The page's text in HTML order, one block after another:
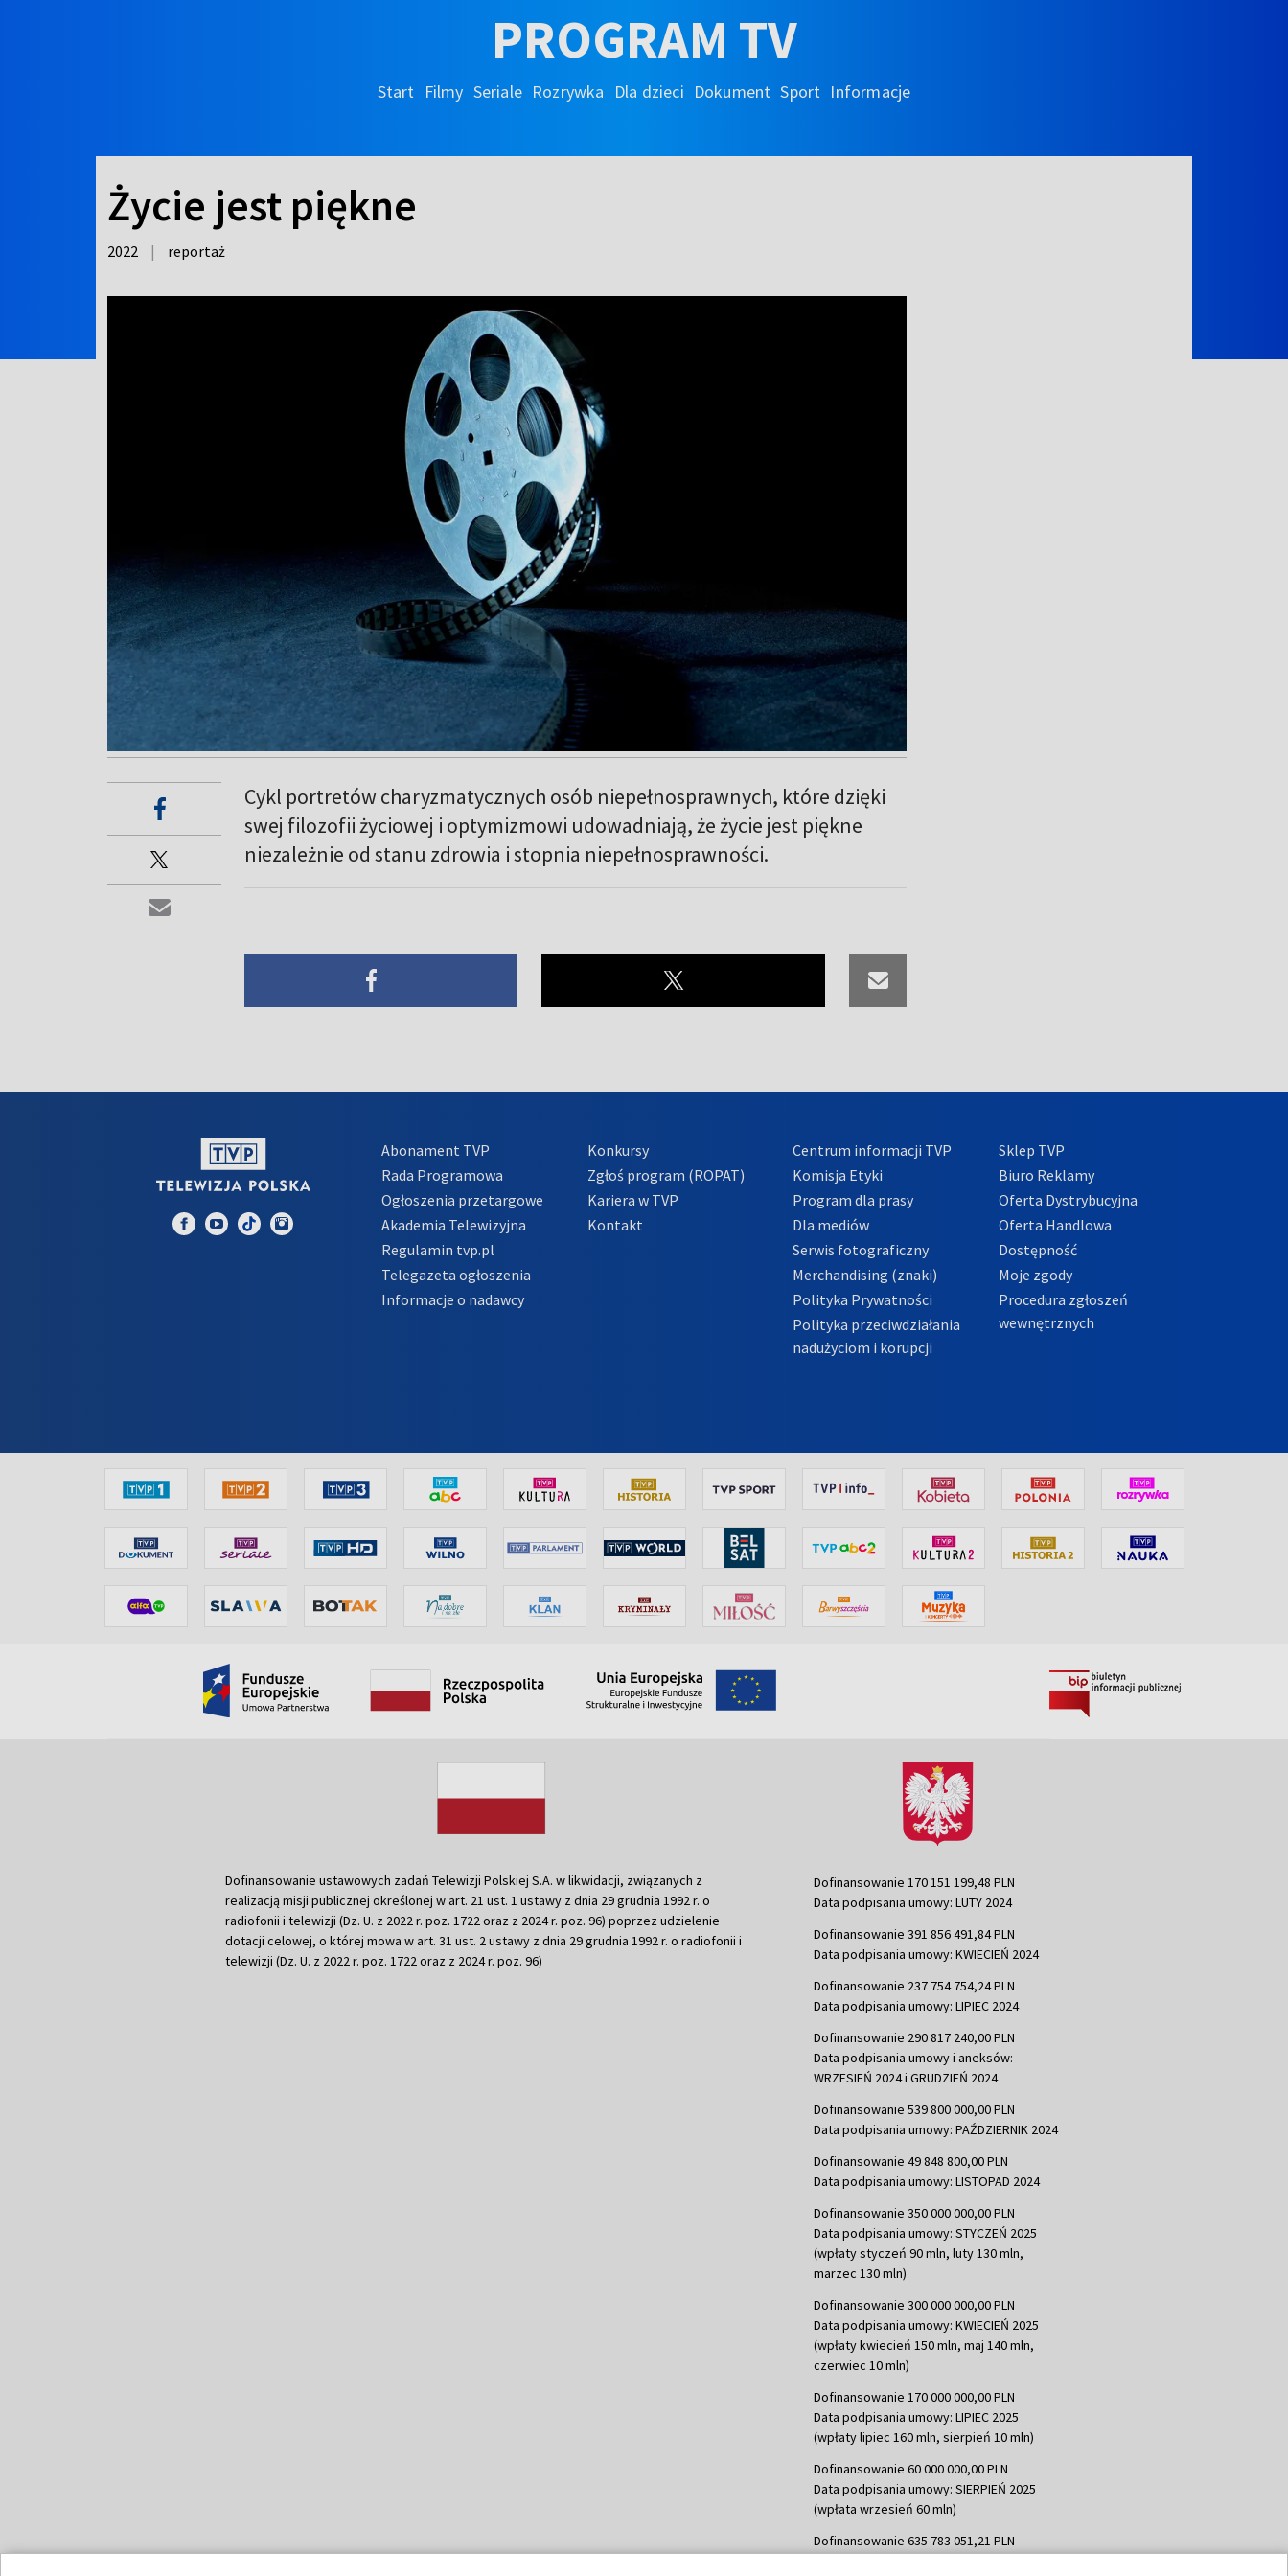
PROGRAM TV
Start Filmy Seriale Rozrywka Dla dzieci Dokument Sport Informacje
Życie jest piękne
2022 | reportaż
Cykl portretów charyzmatycznych osób niepełnosprawnych, które dzięki
swej filozofii życiowej i optymizmowi udowadniają, że życie jest piękne
niezależnie od stanu zdrowia i stopnia niepełnosprawności.
Abonament TVP
Rada Programowa
Ogłoszenia przetargowe
Akademia Telewizyjna
Regulamin tvp.pl
Telegazeta ogłoszenia
Informacje o nadawcy
Konkursy
Zgłoś program (ROPAT)
Kariera w TVP
Kontakt
Centrum informacji TVP
Komisja Etyki
Program dla prasy
Dla mediów
Serwis fotograficzny
Merchandising (znaki)
Polityka Prywatności
Polityka przeciwdziałania
nadużyciom i korupcji
Sklep TVP
Biuro Reklamy
Oferta Dystrybucyjna
Oferta Handlowa
Dostępność
Moje zgody
Procedura zgłoszeń
wewnętrznych
Dofinansowanie ustawowych zadań Telewizji Polskiej S.A. w likwidacji, związanych z
realizacją misji publicznej określonej w art. 21 ust. 1 ustawy z dnia 29 grudnia 1992 r. o
radiofonii i telewizji (Dz. U. z 2022 r. poz. 1722 oraz z 2024 r. poz. 96) poprzez udzielenie
dotacji celowej, o której mowa w art. 31 ust. 2 ustawy z dnia 29 grudnia 1992 r. o radiofonii i
telewizji (Dz. U. z 2022 r. poz. 1722 oraz z 2024 r. poz. 96)
Dofinansowanie 170 151 199,48 PLN
Data podpisania umowy: LUTY 2024
Dofinansowanie 391 856 491,84 PLN
Data podpisania umowy: KWIECIEŃ 2024
Dofinansowanie 237 754 754,24 PLN
Data podpisania umowy: LIPIEC 2024
Dofinansowanie 290 817 240,00 PLN
Data podpisania umowy i aneksów:
WRZESIEŃ 2024 i GRUDZIEŃ 2024
Dofinansowanie 539 800 000,00 PLN
Data podpisania umowy: PAŹDZIERNIK 2024
Dofinansowanie 49 848 800,00 PLN
Data podpisania umowy: LISTOPAD 2024
Dofinansowanie 350 000 000,00 PLN
Data podpisania umowy: STYCZEŃ 2025
(wpłaty styczeń 90 mln, luty 130 mln,
marzec 130 mln)
Dofinansowanie 300 000 000,00 PLN
Data podpisania umowy: KWIECIEŃ 2025
(wpłaty kwiecień 150 mln, maj 140 mln,
czerwiec 10 mln)
Dofinansowanie 170 000 000,00 PLN
Data podpisania umowy: LIPIEC 2025
(wpłaty lipiec 160 mln, sierpień 10 mln)
Dofinansowanie 60 000 000,00 PLN
Data podpisania umowy: SIERPIEŃ 2025
(wpłata wrzesień 60 mln)
Dofinansowanie 635 783 051,21 PLN